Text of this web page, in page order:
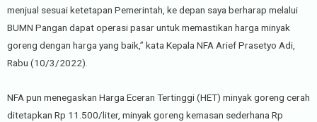
menjual sesuai ketetapan Pemerintah, ke depan saya berharap melalui
BUMN Pangan dapat operasi pasar untuk memastikan harga minyak
goreng dengan harga yang baik,” kata Kepala NFA Arief Prasetyo Adi,
Rabu (10/3/2022).
NFA pun menegaskan Harga Eceran Tertinggi (HET) minyak goreng cerah
ditetapkan Rp 11.500/liter, minyak goreng kemasan sederhana Rp